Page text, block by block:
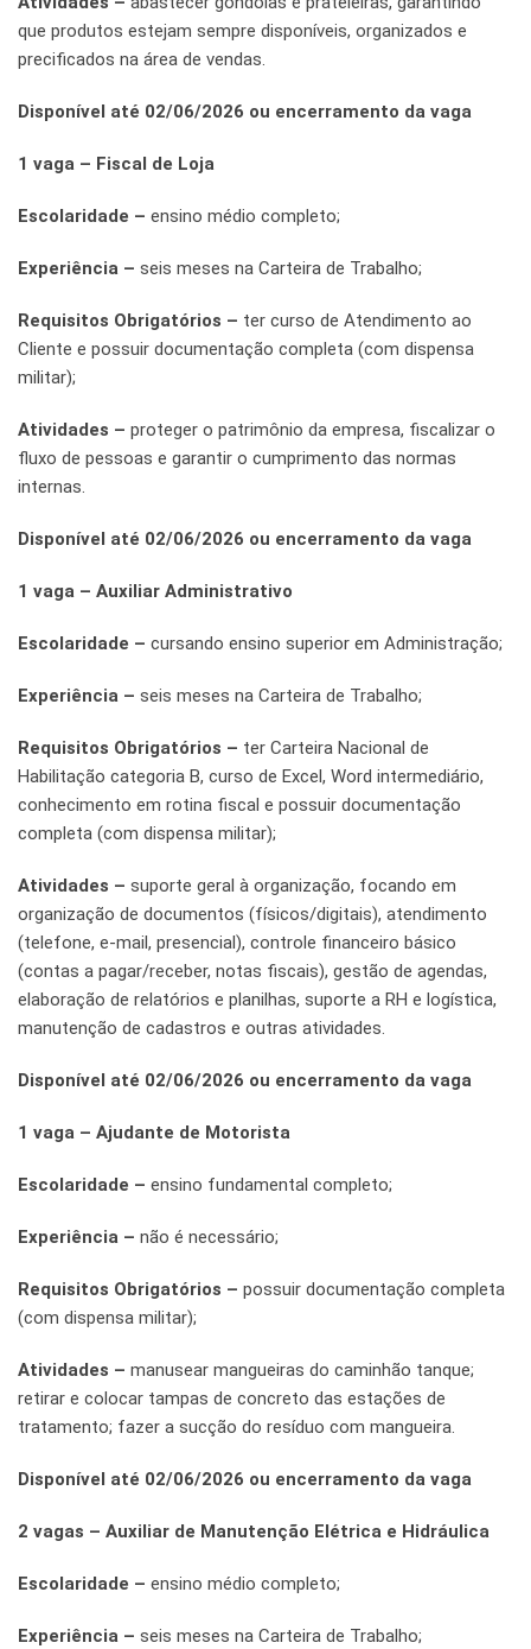
que produtos estejam sempre disponíveis, organizados e
precificados na área de vendas.
Disponível até 02/06/2026 ou encerramento da vaga
1 vaga – Fiscal de Loja
Escolaridade – ensino médio completo;
Experiência – seis meses na Carteira de Trabalho;
Requisitos Obrigatórios – ter curso de Atendimento ao
Cliente e possuir documentação completa (com dispensa
militar);
Atividades – proteger o patrimônio da empresa, fiscalizar o
fluxo de pessoas e garantir o cumprimento das normas
internas.
Disponível até 02/06/2026 ou encerramento da vaga
1 vaga – Auxiliar Administrativo
Escolaridade – cursando ensino superior em Administração;
Experiência – seis meses na Carteira de Trabalho;
Requisitos Obrigatórios – ter Carteira Nacional de
Habilitação categoria B, curso de Excel, Word intermediário,
conhecimento em rotina fiscal e possuir documentação
completa (com dispensa militar);
Atividades – suporte geral à organização, focando em
organização de documentos (físicos/digitais), atendimento
(telefone, e-mail, presencial), controle financeiro básico
(contas a pagar/receber, notas fiscais), gestão de agendas,
elaboração de relatórios e planilhas, suporte a RH e logística,
manutenção de cadastros e outras atividades.
Disponível até 02/06/2026 ou encerramento da vaga
1 vaga – Ajudante de Motorista
Escolaridade – ensino fundamental completo;
Experiência – não é necessário;
Requisitos Obrigatórios – possuir documentação completa
(com dispensa militar);
Atividades – manusear mangueiras do caminhão tanque;
retirar e colocar tampas de concreto das estações de
tratamento; fazer a sucção do resíduo com mangueira.
Disponível até 02/06/2026 ou encerramento da vaga
2 vagas – Auxiliar de Manutenção Elétrica e Hidráulica
Escolaridade – ensino médio completo;
Experiência – seis meses na Carteira de Trabalho;